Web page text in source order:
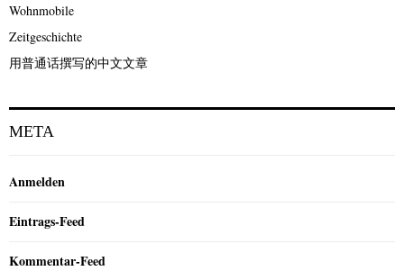
Wohnmobile
Zeitgeschichte
用普通话撰写的中文文章
META
Anmelden
Eintrags-Feed
Kommentar-Feed